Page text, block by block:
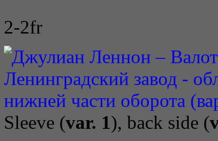
2-2fr
Sleeve (var. 1), back side (